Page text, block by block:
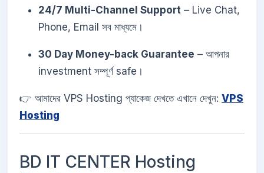
24/7 Multi-Channel Support – Live Chat,
Phone, Email সব মাধ্যমে।
30 Day Money-back Guarantee – আপনার
investment সম্পূর্ণ safe।
👉 আমাদের VPS Hosting প্যাকেজ দেখতে এখানে দেখুন: VPS
Hosting
BD IT CENTER Hosting